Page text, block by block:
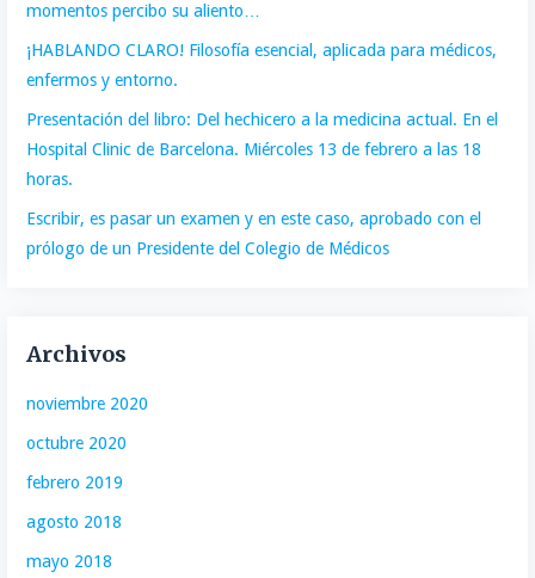
momentos percibo su aliento…
¡HABLANDO CLARO! Filosofía esencial, aplicada para médicos,
enfermos y entorno.
Presentación del libro: Del hechicero a la medicina actual. En el
Hospital Clinic de Barcelona. Miércoles 13 de febrero a las 18
horas.
Escribir, es pasar un examen y en este caso, aprobado con el
prólogo de un Presidente del Colegio de Médicos
Archivos
noviembre 2020
octubre 2020
febrero 2019
agosto 2018
mayo 2018